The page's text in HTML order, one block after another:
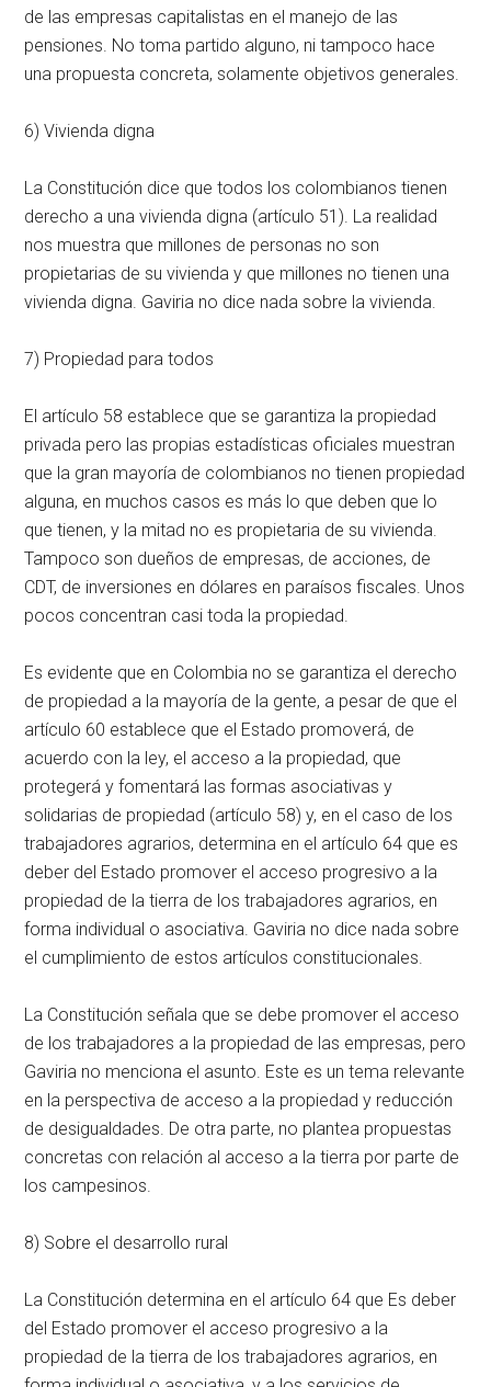
de las empresas capitalistas en el manejo de las
pensiones. No toma partido alguno, ni tampoco hace
una propuesta concreta, solamente objetivos generales.
6) Vivienda digna
La Constitución dice que todos los colombianos tienen
derecho a una vivienda digna (artículo 51). La realidad
nos muestra que millones de personas no son
propietarias de su vivienda y que millones no tienen una
vivienda digna. Gaviria no dice nada sobre la vivienda.
7) Propiedad para todos
El artículo 58 establece que se garantiza la propiedad
privada pero las propias estadísticas oficiales muestran
que la gran mayoría de colombianos no tienen propiedad
alguna, en muchos casos es más lo que deben que lo
que tienen, y la mitad no es propietaria de su vivienda.
Tampoco son dueños de empresas, de acciones, de
CDT, de inversiones en dólares en paraísos fiscales. Unos
pocos concentran casi toda la propiedad.
Es evidente que en Colombia no se garantiza el derecho
de propiedad a la mayoría de la gente, a pesar de que el
artículo 60 establece que el Estado promoverá, de
acuerdo con la ley, el acceso a la propiedad, que
protegerá y fomentará las formas asociativas y
solidarias de propiedad (artículo 58) y, en el caso de los
trabajadores agrarios, determina en el artículo 64 que es
deber del Estado promover el acceso progresivo a la
propiedad de la tierra de los trabajadores agrarios, en
forma individual o asociativa. Gaviria no dice nada sobre
el cumplimiento de estos artículos constitucionales.
La Constitución señala que se debe promover el acceso
de los trabajadores a la propiedad de las empresas, pero
Gaviria no menciona el asunto. Este es un tema relevante
en la perspectiva de acceso a la propiedad y reducción
de desigualdades. De otra parte, no plantea propuestas
concretas con relación al acceso a la tierra por parte de
los campesinos.
8) Sobre el desarrollo rural
La Constitución determina en el artículo 64 que Es deber
del Estado promover el acceso progresivo a la
propiedad de la tierra de los trabajadores agrarios, en